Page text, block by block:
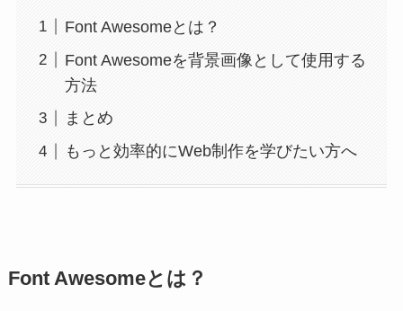
Font Awesomeとは？
Font Awesomeを背景画像として使用する
方法
まとめ
もっと効率的にWeb制作を学びたい方へ
Font Awesomeとは？